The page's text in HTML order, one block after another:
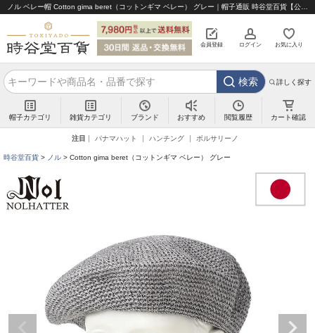
会員登録 ログイン お気に入り
検索 詳しく探す
帽子カテゴリ 雑貨カテゴリ ブランド おすすめ 閲覧履歴 カート確認
注目 パナマハット ハンチング ボルサリーノ
時谷堂百貨 ノル Cotton gima beret（コットンギマ ベレー） グレー